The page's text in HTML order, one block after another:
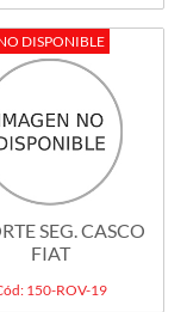
DISPONIBLE
SEG. CASCO
FIAT
150-ROV-19